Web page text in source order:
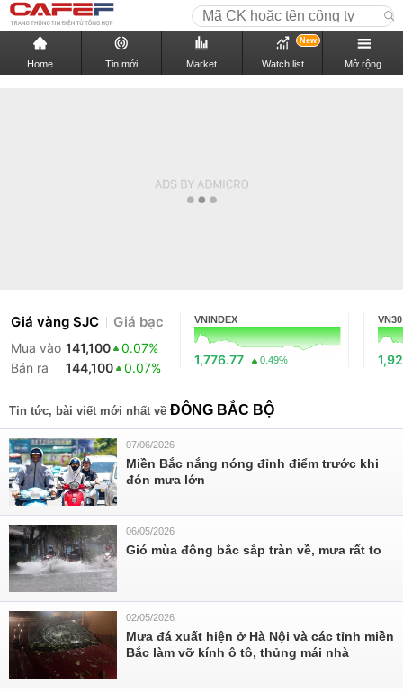
Home Tin mới Market Watch list
New
Mở rộng
Giá vàng SJC Giá bạc
Mua vào 141,100
0.07%
Bán ra
144,100 0.07%
VNINDEX
1,776.77 0.49%
VN30
Tin tức, bài viết mới nhất về ĐÔNG BẮC BỘ
07/06/2026
Miền Bắc nắng nóng đỉnh điểm trước khi
đón mưa lớn
06/05/2026
Gió mùa đông bắc sắp tràn về, mưa rất to
02/05/2026
Mưa đá xuất hiện ở Hà Nội và các tỉnh miền
Bắc làm vỡ kính ô tô, thủng mái nhà